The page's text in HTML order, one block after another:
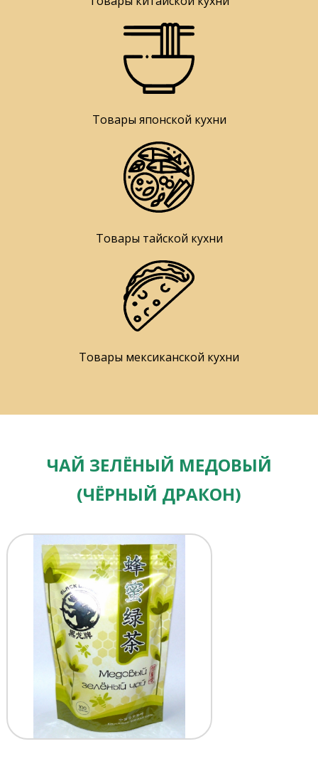
Товары японской кухни
Товары тайской кухни
Товары мексиканской кухни
ЧАЙ ЗЕЛЁНЫЙ МЕДОВЫЙ
(ЧЁРНЫЙ ДРАКОН)